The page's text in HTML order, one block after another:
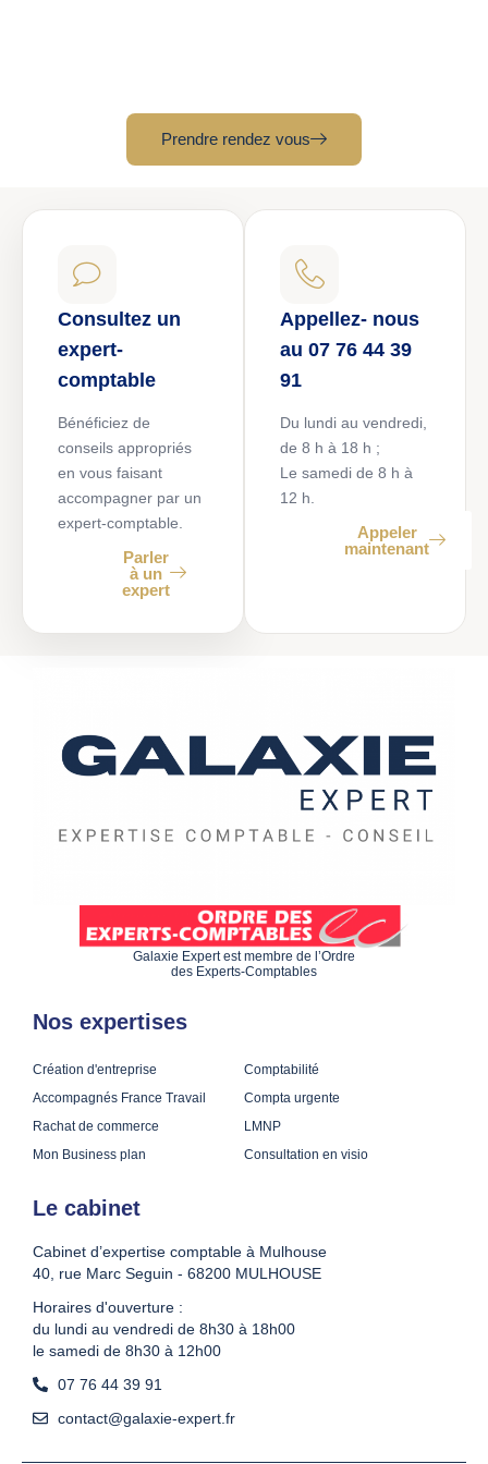
Prendre rendez vous
Consultez un
expert-
comptable
Bénéficiez de
conseils appropriés
en vous faisant
accompagner par un
expert-comptable.
Parler
à un
expert
Appellez- nous
au 07 76 44 39
91
Du lundi au vendredi,
de 8 h à 18 h ;
Le samedi de 8 h à
12 h.
Appeler
maintenant
Galaxie Expert est membre de l’Ordre
des Experts-Comptables
Nos expertises
Création d'entreprise
Accompagnés France Travail
Rachat de commerce
Mon Business plan
Comptabilité
Compta urgente
LMNP
Consultation en visio
Le cabinet
Cabinet d’expertise comptable à Mulhouse
40, rue Marc Seguin - 68200 MULHOUSE
Horaires d'ouverture :
du lundi au vendredi de 8h30 à 18h00
le samedi de 8h30 à 12h00
07 76 44 39 91
contact@galaxie-expert.fr